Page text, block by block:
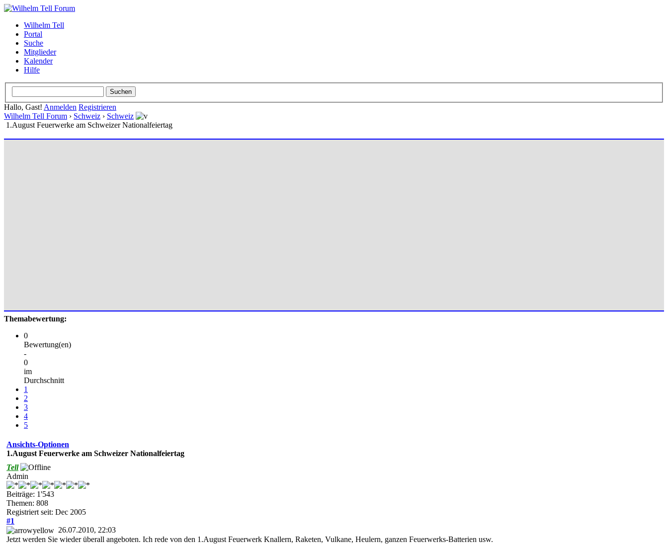
Wilhelm Tell
Portal
Suche
Mitglieder
Kalender
Hilfe
Hallo, Gast! Anmelden Registrieren
Wilhelm Tell Forum › Schweiz › Schweiz
1.August Feuerwerke am Schweizer Nationalfeiertag
Themabewertung:
0
Bewertung(en)
-
0
im
Durchschnitt
1
2
3
4
5
Ansichts-Optionen
1.August Feuerwerke am Schweizer Nationalfeiertag
Tell
Admin
Beiträge: 1'543
Themen: 808
Registriert seit: Dec 2005
#1
26.07.2010, 22:03
Jetzt werden Sie wieder überall angeboten. Ich rede von den 1.August Feuerwerk Knallern, Raketen, Vulkane, Heulern, ganzen Feuerwerks-Batterien usw.